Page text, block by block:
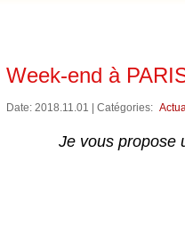
Week-end à
Date: 2018.11.01 | Catégories:
Je vous propose